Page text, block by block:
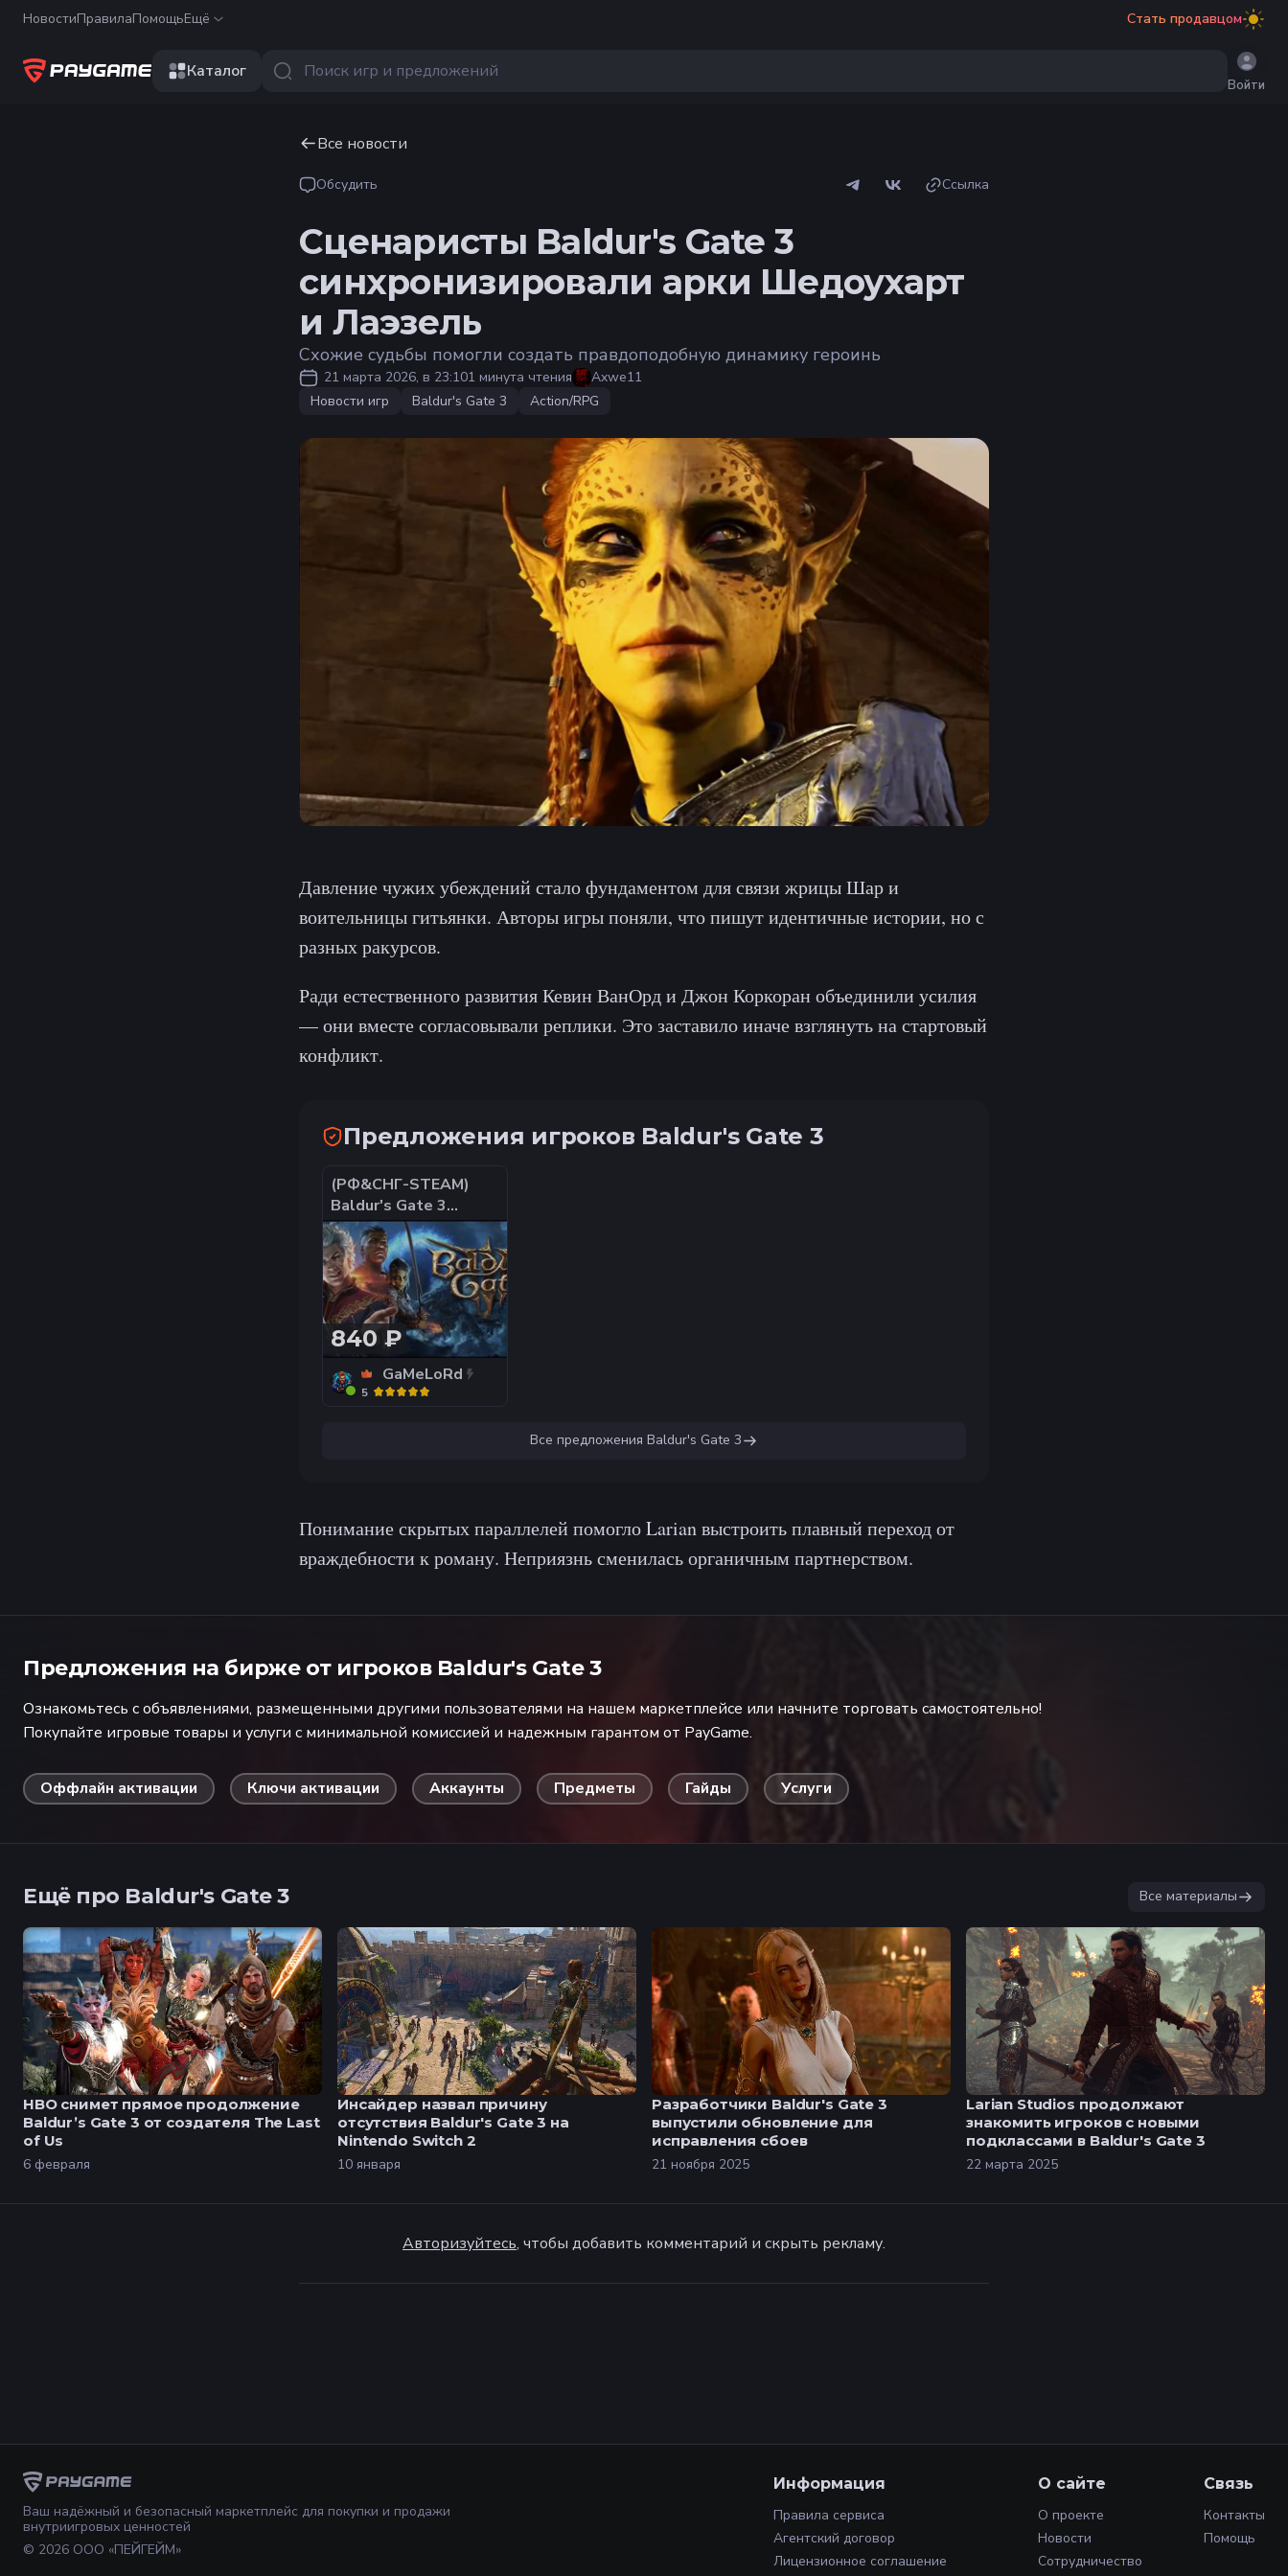
НовостиПравилаПомощьЕщё Стать продавцом
Каталог
Войти
Все новости
Обсудить Ссылка
Сценаристы Baldur's Gate 3
синхронизировали арки Шедоухарт
и Лаэзель
Схожие судьбы помогли создать правдоподобную динамику героинь
21 марта 2026, в 23:101 минута чтения
Axwe11
Новости игр
Baldur's Gate 3 Action/RPG
Давление чужих убеждений стало фундаментом для связи жрицы Шар и
воительницы гитьянки. Авторы игры поняли, что пишут идентичные истории, но с
разных ракурсов.
Ради естественного развития Кевин ВанОрд и Джон Коркоран объединили усилия
— они вместе согласовывали реплики. Это заставило иначе взглянуть на стартовый
конфликт.
Предложения игроков Baldur's Gate 3
(РФ&СНГ-STEAM)
Baldur's Gate 3
DIGITAL DELUXE
EDITION DLC |
передача гифтом |
НЕДОРОГО
840 ₽
GaMeLoRd
5
Все предложенияBaldur's Gate 3
Понимание скрытых параллелей помогло Larian выстроить плавный переход от
враждебности к роману. Неприязнь сменилась органичным партнерством.
Предложения на бирже от игроков Baldur's Gate 3
Ознакомьтесь с объявлениями, размещенными другими пользователями на нашем маркетплейсе или начните торговать самостоятельно!
Покупайте игровые товары и услуги с минимальной комиссией и надежным гарантом от PayGame.
Оффлайн активации Ключи активации Аккаунты Предметы Гайды Услуги
Ещё про Baldur's Gate 3 Все материалы
HBO снимет прямое продолжение
Baldur’s Gate 3 от создателя The Last
of Us
6 февраля
Инсайдер назвал причину
отсутствия Baldur's Gate 3 на
Nintendo Switch 2
10 января
Разработчики Baldur's Gate 3
выпустили обновление для
исправления сбоев
21 ноября 2025
Larian Studios продолжают
знакомить игроков с новыми
подклассами в Baldur's Gate 3
22 марта 2025
Авторизуйтесь, чтобы добавить комментарий и скрыть рекламу.
Ваш надёжный и безопасный маркетплейс для покупки и продажи
внутриигровых ценностей
© 2026 ООО «ПЕЙГЕЙМ»
Информация
Правила сервиса
Агентский договор
Лицензионное соглашение
О сайте
О проекте
Новости
Сотрудничество
Связь
Контакты
Помощь